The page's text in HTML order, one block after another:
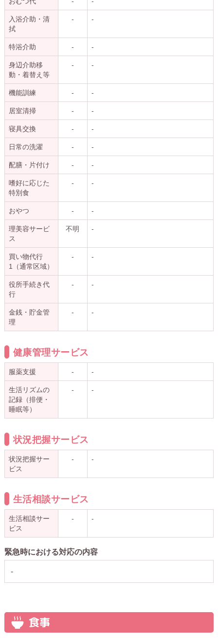
入浴介助・清
拭
- -
特浴介助 - -
身辺介助移
動・着替え等
- -
機能訓練 - -
居室清掃 - -
寝具交換 - -
日常の洗濯 - -
配膳・片付け - -
嗜好に応じた
特別食
- -
おやつ - -
理美容サービ
ス
不明 -
買い物代行
1（通常区域）
- -
役所手続き代
行
- -
金銭・貯金管
理
- -
健康管理サービス
服薬支援 - -
生活リズムの
記録（排便・
睡眠等）
- -
状況把握サービス
状況把握サー
ビス
- -
生活相談サービス
生活相談サー
ビス
- -
緊急時における対応の内容
-
食事